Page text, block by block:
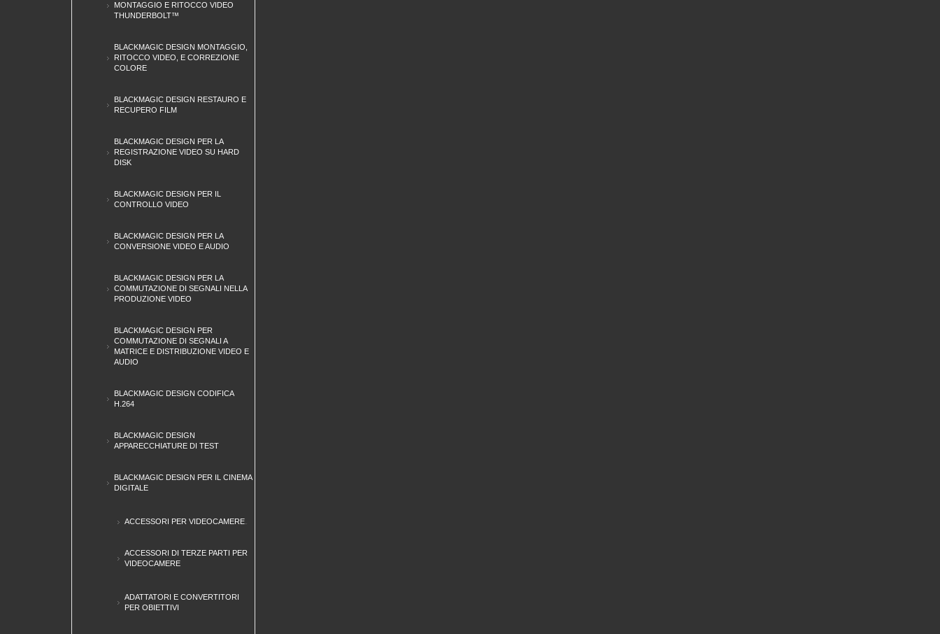
MONTAGGIO E RITOCCO VIDEO
THUNDERBOLT™
BLACKMAGIC DESIGN MONTAGGIO,
RITOCCO VIDEO, E CORREZIONE
COLORE
BLACKMAGIC DESIGN RESTAURO E
RECUPERO FILM
BLACKMAGIC DESIGN PER LA
REGISTRAZIONE VIDEO SU HARD
DISK
BLACKMAGIC DESIGN PER IL
CONTROLLO VIDEO
BLACKMAGIC DESIGN PER LA
CONVERSIONE VIDEO E AUDIO
BLACKMAGIC DESIGN PER LA
COMMUTAZIONE DI SEGNALI NELLA
PRODUZIONE VIDEO
BLACKMAGIC DESIGN PER
COMMUTAZIONE DI SEGNALI A
MATRICE E DISTRIBUZIONE VIDEO E
AUDIO
BLACKMAGIC DESIGN CODIFICA
H.264
BLACKMAGIC DESIGN
APPARECCHIATURE DI TEST
BLACKMAGIC DESIGN PER IL CINEMA
DIGITALE
ACCESSORI PER VIDEOCAMERE
ACCESSORI DI TERZE PARTI PER
VIDEOCAMERE
ADATTATORI E CONVERTITORI
PER OBIETTIVI